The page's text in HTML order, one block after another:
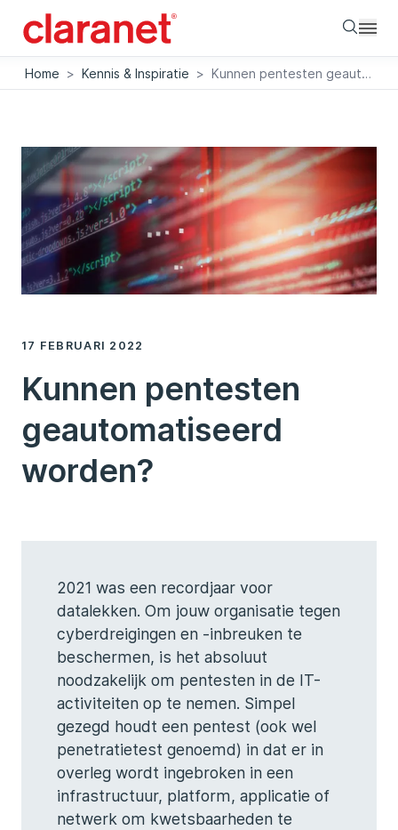
Home > Kennis & Inspiratie > Kunnen pentesten geautomatiseerd worden?
17 FEBRUARI 2022
Kunnen pentesten
geautomatiseerd
worden?
2021 was een recordjaar voor
datalekken. Om jouw organisatie tegen
cyberdreigingen en -inbreuken te
beschermen, is het absoluut
noodzakelijk om pentesten in de IT-
activiteiten op te nemen. Simpel
gezegd houdt een pentest (ook wel
penetratietest genoemd) in dat er in
overleg wordt ingebroken in een
infrastructuur, platform, applicatie of
netwerk om kwetsbaarheden te